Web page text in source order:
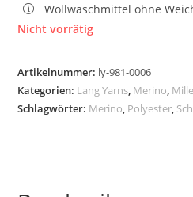
Wollwaschmittel ohne
Nicht vorrätig
Artikelnummer: ly-981-0006
Kategorien: Lang Yarns, Merino,
Schlagwörter: Merino, Polyester,